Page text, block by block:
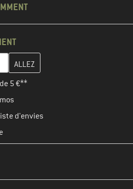
ici et créez votre compte client à la
5 €**
d'envies